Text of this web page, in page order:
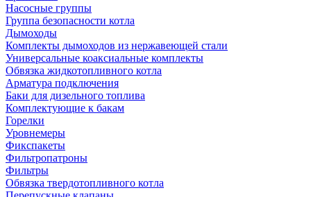
Насосные группы
Группа безопасности котла
Дымоходы
Комплекты дымоходов из нержавеющей стали
Универсальные коаксиальные комплекты
Обвязка жидкотопливного котла
Арматура подключения
Баки для дизельного топлива
Комплектующие к бакам
Горелки
Уровнемеры
Фикспакеты
Фильтропатроны
Фильтры
Обвязка твердотопливного котла